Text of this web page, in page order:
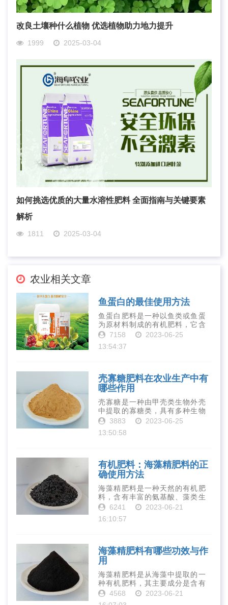
改良土壤种什么植物 优选植物助力地力提升
1999 2025-03-04
如何挑选优质的大量水溶性肥料 全面指南与关键要素
解析
1811 2025-03-04
农业相关文章
鱼蛋白的最佳使用方法
鱼蛋白肥料是一种以鱼类或鱼蛋
为原材料制成的有机肥料，它含
有丰富的营养物质，如氮、磷、
钾、钙、镁等元素以及多种微量
元素和植物生长因子。这些营养
7158
2023-06-25
13:54:37
壳寡糖肥料在农业生产中有
哪些作用
壳寡糖是一种由甲壳类生物外壳
中提取的寡糖类，具有多种生物
活性和营养价值。在农业生产
中，壳寡糖也有许多作用，特别
是作为一种新型的有机肥料，壳
3883
2023-06-25
13:50:58
有机肥料：海藻精肥料的正
确使用方法
海藻精肥料是一种天然的有机肥
料，含有丰富的氨基酸、藻类生
长素、维生素、微量元素、蛋白
质等营养物质，可以提高土壤肥
力、促进植物生长、增强植物抗
6241
2023-06-21
16:10:57
海藻精肥料有哪些功效与作
用
海藻精肥料是从海藻中提取的一
种有机肥料，其主要成分是含有
丰富的微量元素、植物生长素、
植物激素等植物营养物质。它具
4568
2023-06-21